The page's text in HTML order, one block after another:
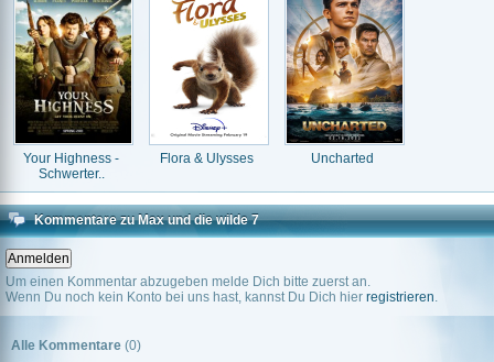
Your Highness -
Schwerter..
Flora & Ulysses Uncharted
Kommentare zu Max und die wilde 7
Um einen Kommentar abzugeben melde Dich bitte zuerst an.
Wenn Du noch kein Konto bei uns hast, kannst Du Dich hier registrieren.
Alle Kommentare (0)